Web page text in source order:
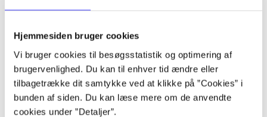
Hjemmesiden bruger cookies
Vi bruger cookies til besøgsstatistik og optimering af
brugervenlighed. Du kan til enhver tid ændre eller
tilbagetrække dit samtykke ved at klikke på ”Cookies” i
bunden af siden. Du kan læse mere om de anvendte
cookies under ”Detaljer”.
Artikler
Alle registrerede artikler fordelt på udgivelser
...